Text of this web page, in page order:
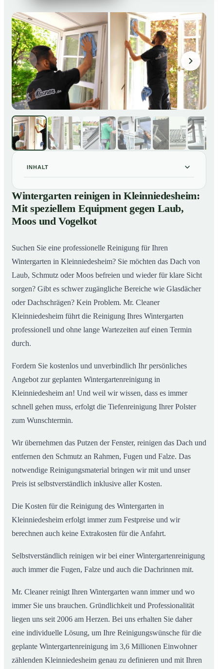
INHALT
Wintergarten reinigen in Kleinniedesheim: Mit
speziellem Equipment gegen Laub, Moos und Vogelkot
So läuft eine professionelle Reinigung eines
Wintergarten in Kleinniedesheim ab
Wintergarten reinigen in Kleinniedesheim:
Mit speziellem Equipment gegen Laub,
Moos und Vogelkot
Suchen Sie eine professionelle Reinigung für Ihren
Wintergarten in Kleinniedesheim? Sie möchten das Dach von
Laub, Schmutz oder Moos befreien und wieder für klare Sicht
sorgen? Gibt es schwer zugängliche Bereiche wie Glasdächer
oder Dachschrägen? Kein Problem. Mr. Cleaner
Kleinniedesheim führt die Reinigung Ihres Wintergarten
professionell und ohne lange Wartezeiten auf einen Termin
durch.
Fordern Sie kostenlos und unverbindlich Ihr persönliches
Angebot zur geplanten Wintergartenreinigung in
Kleinniedesheim an! Und weil wir wissen, dass es immer
schnell gehen muss, erfolgt die Tiefenreinigung Ihrer Polster
zum Wunschtermin.
Wir übernehmen das Putzen der Fenster, reinigen das Dach und
entfernen den Schmutz an Rahmen, Fugen und Falze. Das
notwendige Reinigungsmaterial bringen wir mit und unser
Preis ist selbstverständlich inklusive aller Kosten.
Die Kosten für die Reinigung des Wintergarten in
Kleinniedesheim erfolgt immer zum Festpreise und wir
berechnen auch keine Extrakosten für die Anfahrt.
Selbstverständlich reinigen wir bei einer Wintergartenreinigung
auch immer die Fugen, Falze und auch die Dachrinnen mit.
Mr. Cleaner reinigt Ihren Wintergarten wann immer und wo
immer Sie uns brauchen. Gründlichkeit und Professionalität
liegen uns seit 2006 am Herzen. Bei uns erhalten Sie daher
eine individuelle Lösung, um Ihre Reinigungswünsche für die
geplante Wintergartenreinigung im 3,6 Millionen Einwohner
zählenden Kleinniedesheim genau zu definieren und mit Ihren